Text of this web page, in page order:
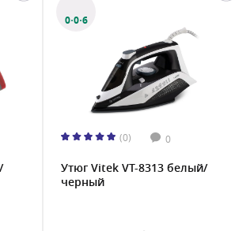
0·0·6
(0) 0
Утюг Vitek VT-8313 белый/
черный